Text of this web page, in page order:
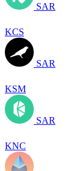
SAR
KCS
SAR
KSM
SAR
KNC